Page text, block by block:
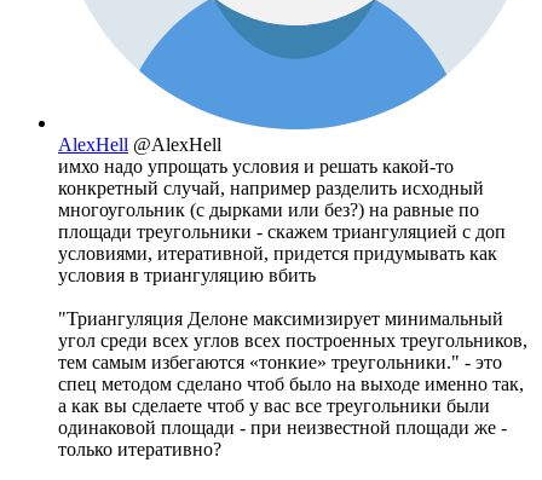
AlexHell @AlexHell
имхо надо упрощать условия и решать какой-то
конкретный случай, например разделить исходный
многоугольник (с дырками или без?) на равные по
площади треугольники - скажем триангуляцией с доп
условиями, итеративной, придется придумывать как
условия в триангуляцию вбить
"Триангуляция Делоне максимизирует минимальный
угол среди всех углов всех построенных треугольников,
тем самым избегаются «тонкие» треугольники." - это
спец методом сделано чтоб было на выходе именно так,
а как вы сделаете чтоб у вас все треугольники были
одинаковой площади - при неизвестной площади же -
только итеративно?